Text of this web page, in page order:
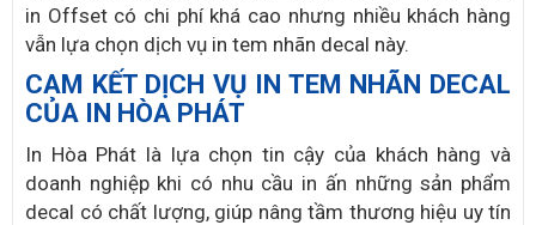
in Offset có chi phí khá cao nhưng nhiều khách hàng
vẫn lựa chọn dịch vụ in tem nhãn decal này.
CAM KẾT DỊCH VỤ IN TEM NHÃN DECAL
CỦA IN HÒA PHÁT
In Hòa Phát là lựa chọn tin cậy của khách hàng và
doanh nghiệp khi có nhu cầu in ấn những sản phẩm
decal có chất lượng, giúp nâng tầm thương hiệu uy tín